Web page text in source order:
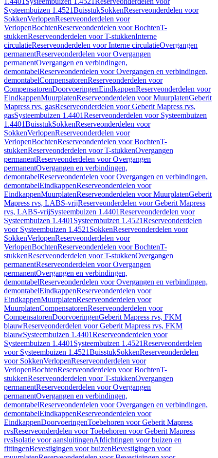
Systeembuizen 1.4521BuisstukSokkenReserveonderdelen voor
SokkenVerlopenReserveonderdelen voor
VerlopenBochtenReserveonderdelen voor BochtenT-
stukkenReserveonderdelen voor T-stukkenInterne
circulatieReserveonderdelen voor Interne circulatieOvergangen
permanentReserveonderdelen voor Overgangen
permanentOvergangen en verbindingen,
demontabelReserveonderdelen voor Overgangen en verbindingen,
demontabelCompensatorenReserveonderdelen voor
CompensatorenDoorvoeringenEindkappenReserveonderdelen voor
EindkappenMuurplatenReserveonderdelen voor MuurplatenGeberit
Mapress rvs, gasReserveonderdelen voor Geberit Mapress rvs,
gasSysteembuizen 1.4401Reserveonderdelen voor Systeembuizen
1.4401BuisstukSokkenReserveonderdelen voor
SokkenVerlopenReserveonderdelen voor
VerlopenBochtenReserveonderdelen voor BochtenT-
stukkenReserveonderdelen voor T-stukkenOvergangen
permanentReserveonderdelen voor Overgangen
permanentOvergangen en verbindingen,
demontabelReserveonderdelen voor Overgangen en verbindingen,
demontabelEindkappenReserveonderdelen voor
EindkappenMuurplatenReserveonderdelen voor MuurplatenGeberit
Mapress rvs, LABS-vrijReserveonderdelen voor Geberit Mapress
rvs, LABS-vrijSysteembuizen 1.4401Reserveonderdelen voor
Systeembuizen 1.4401 Systeembuizen 1.4521Reserveonderdelen
voor Systeembuizen 1.4521 SokkenReserveonderdelen voor
SokkenVerlopenReserveonderdelen voor
VerlopenBochtenReserveonderdelen voor BochtenT-
stukkenReserveonderdelen voor T-stukkenOvergangen
permanentReserveonderdelen voor Overgangen
permanentOvergangen en verbindingen,
demontabelReserveonderdelen voor Overgangen en verbindingen,
demontabelEindkappenReserveonderdelen voor
EindkappenMuurplatenReserveonderdelen voor
MuurplatenCompensatorenReserveonderdelen voor
CompensatorenDoorvoeringenGeberit Mapress rvs, FKM
blauwReserveonderdelen voor Geberit Mapress rvs, FKM
blauwSysteembuizen 1.4401Reserveonderdelen voor
Systeembuizen 1.4401 Systeembuizen 1.4521Reserveonderdelen
voor Systeembuizen 1.4521BuisstukSokkenReserveonderdelen
voor SokkenVerlopenReserveonderdelen voor
VerlopenBochtenReserveonderdelen voor BochtenT-
stukkenReserveonderdelen voor T-stukkenOvergangen
permanentReserveonderdelen voor Overgangen
permanentOvergangen en verbindingen,
demontabelReserveonderdelen voor Overgangen en verbindingen,
demontabelEindkappenReserveonderdelen voor
EindkappenDoorvoeringenToebehoren voor Geberit Mapress
rvsReserveonderdelen voor Toebehoren voor Geberit Mapress
rvsIsolatie voor aansluitingenAfdichtingen voor buizen en
fittingenBevestigingen voor buizenBevestigingen voor